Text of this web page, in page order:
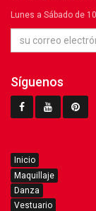
Lunes a Sábado de
Síguenos
Inicio
Maquillaje
Danza
Vestuario